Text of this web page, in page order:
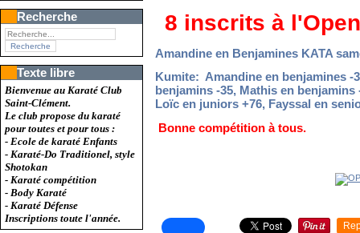
Recherche
Texte libre
Bienvenue au Karaté Club
Saint-Clément.
Le club propose du karaté
pour toutes et pour tous :
- Ecole de karaté Enfants
- Karaté-Do Traditionel, style
Shotokan
- Karaté compétition
- Body Karaté
- Karaté Défense
Inscriptions toute l'année.
8 inscrits à
Amandine en Benjamines KATA
Kumite: Amandine en benjamines -
benjamins -35, Mathis en
Loïc en juniors +76, Fayssal en
Bonne compétition à tous.